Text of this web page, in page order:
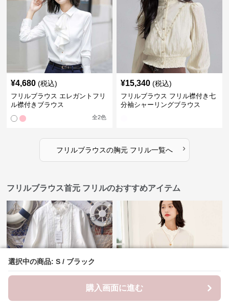
選択中の商品: S / ブラック
購入画面に進む
選択中の商品: S / ブラック
購入画面に進む
¥4,680 (税込)
フリルブラウス エレガントフリ
ル襟付きブラウス
全2色
¥15,340 (税込)
フリルブラウス フリル襟付き七
分袖シャーリングブラウス
フリルブラウスの胸元 フリル一覧へ ›
フリルブラウス首元 フリルのおすすめアイテム
¥4,680 (税込) ¥13,800 (税込)